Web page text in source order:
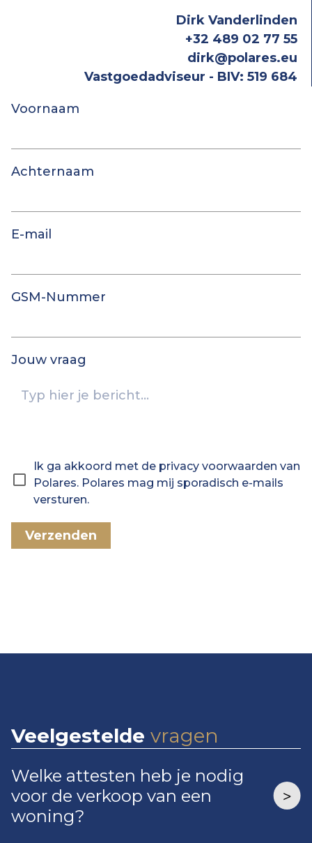
Dirk Vanderlinden
+32 489 02 77 55
dirk@polares.eu
Vastgoedadviseur - BIV: 519 684
Voornaam
Achternaam
E-mail
GSM-Nummer
Jouw vraag
Ik ga akkoord met de privacy voorwaarden van
Polares. Polares mag mij sporadisch e-mails
versturen.
Verzenden
Veelgestelde vragen
Welke attesten heb je nodig
voor de verkoop van een
woning?